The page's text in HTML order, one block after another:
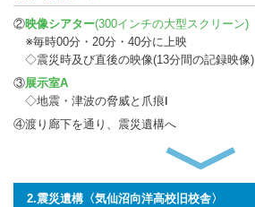
②映像シアター(300インチの大型スクリーン)
※毎時00分・20分・40分に上映
◇震災時及び直後の映像(13分間の記録映像)
③展示室A
◇地震・津波の脅威と爪痕Ⅰ
④渡り廊下を通り、震災遺構へ
2.震災遺構〈気仙沼向洋高校旧校舎〉